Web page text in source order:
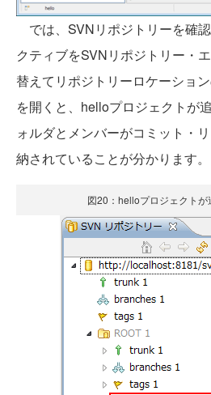
では、SVNリポジトリーを確
クティブをSVNリポジトリー・
替えてリポジトリーロケーショ
を開くと、helloプロジェクトが
ォルダとメンバーがコミット・
納されていることが分かります。
図20：helloプロジェクトが